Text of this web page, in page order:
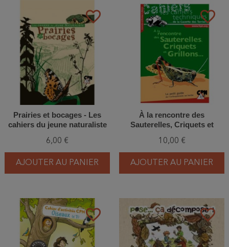
favorite_border
Prairies et bocages - Les
cahiers du jeune naturaliste
6,00 €
AJOUTER AU PANIER
favorite_border
À la rencontre des
Sauterelles, Criquets et
l'orthoptériste en herbe
10,00 €
AJOUTER AU PANIER
favorite_border favorite_border